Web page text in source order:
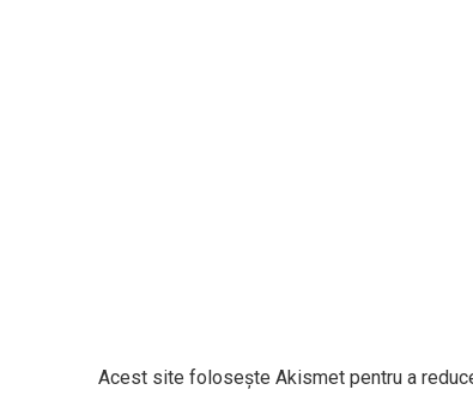
Acest site folosește Akismet pentru a